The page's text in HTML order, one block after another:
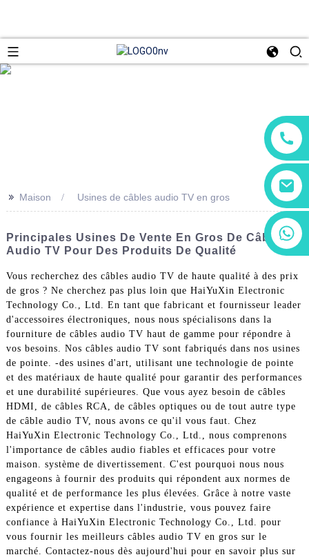
+86 18602095014
>> Maison Usines de câbles audio TV en gros
Principales Usines De Vente En Gros De Câbles
Audio TV Pour Des Produits De Qualité
Vous recherchez des câbles audio TV de haute qualité à des prix
de gros ? Ne cherchez pas plus loin que HaiYuXin Electronic
Technology Co., Ltd. En tant que fabricant et fournisseur leader
d'accessoires électroniques, nous nous spécialisons dans la
fourniture de câbles audio TV haut de gamme pour répondre à
vos besoins. Nos câbles audio TV sont fabriqués dans nos usines
de pointe. -des usines d'art, utilisant une technologie de pointe
et des matériaux de haute qualité pour garantir des performances
et une durabilité supérieures. Que vous ayez besoin de câbles
HDMI, de câbles RCA, de câbles optiques ou de tout autre type
de câble audio TV, nous avons ce qu'il vous faut. Chez
HaiYuXin Electronic Technology Co., Ltd., nous comprenons
l'importance de câbles audio fiables et efficaces pour votre
maison. système de divertissement. C'est pourquoi nous nous
engageons à fournir des produits qui répondent aux normes de
qualité et de performance les plus élevées. Grâce à notre vaste
expérience et expertise dans l'industrie, vous pouvez faire
confiance à HaiYuXin Electronic Technology Co., Ltd. pour
vous fournir les meilleurs câbles audio TV en gros sur le
marché. Contactez-nous dès aujourd'hui pour en savoir plus sur